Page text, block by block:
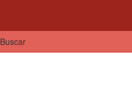
Buscar